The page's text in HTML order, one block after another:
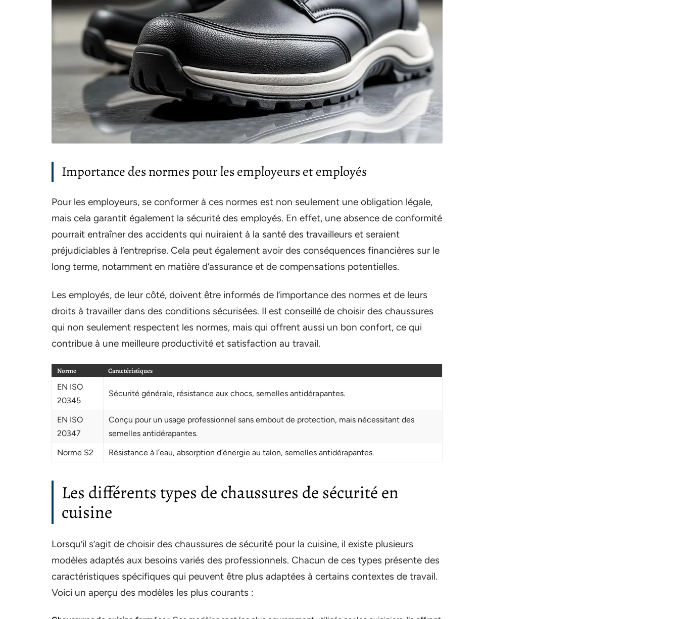
Importance des normes pour les employeurs et employés
Pour les employeurs, se conformer à ces normes est non seulement une obligation légale,
mais cela garantit également la sécurité des employés. En effet, une absence de conformité
pourrait entraîner des accidents qui nuiraient à la santé des travailleurs et seraient
préjudiciables à l’entreprise. Cela peut également avoir des conséquences financières sur le
long terme, notamment en matière d’assurance et de compensations potentielles.
Les employés, de leur côté, doivent être informés de l’importance des normes et de leurs
droits à travailler dans des conditions sécurisées. Il est conseillé de choisir des chaussures
qui non seulement respectent les normes, mais qui offrent aussi un bon confort, ce qui
contribue à une meilleure productivité et satisfaction au travail.
Norme Caractéristiques
EN ISO
20345
Sécurité générale, résistance aux chocs, semelles antidérapantes.
EN ISO
20347
Conçu pour un usage professionnel sans embout de protection, mais nécessitant des
semelles antidérapantes.
Norme S2
Résistance à l’eau, absorption d’énergie au talon, semelles antidérapantes.
Les différents types de chaussures de sécurité en
cuisine
Lorsqu’il s’agit de choisir des chaussures de sécurité pour la cuisine, il existe plusieurs
modèles adaptés aux besoins variés des professionnels. Chacun de ces types présente des
caractéristiques spécifiques qui peuvent être plus adaptées à certains contextes de travail.
Voici un aperçu des modèles les plus courants :